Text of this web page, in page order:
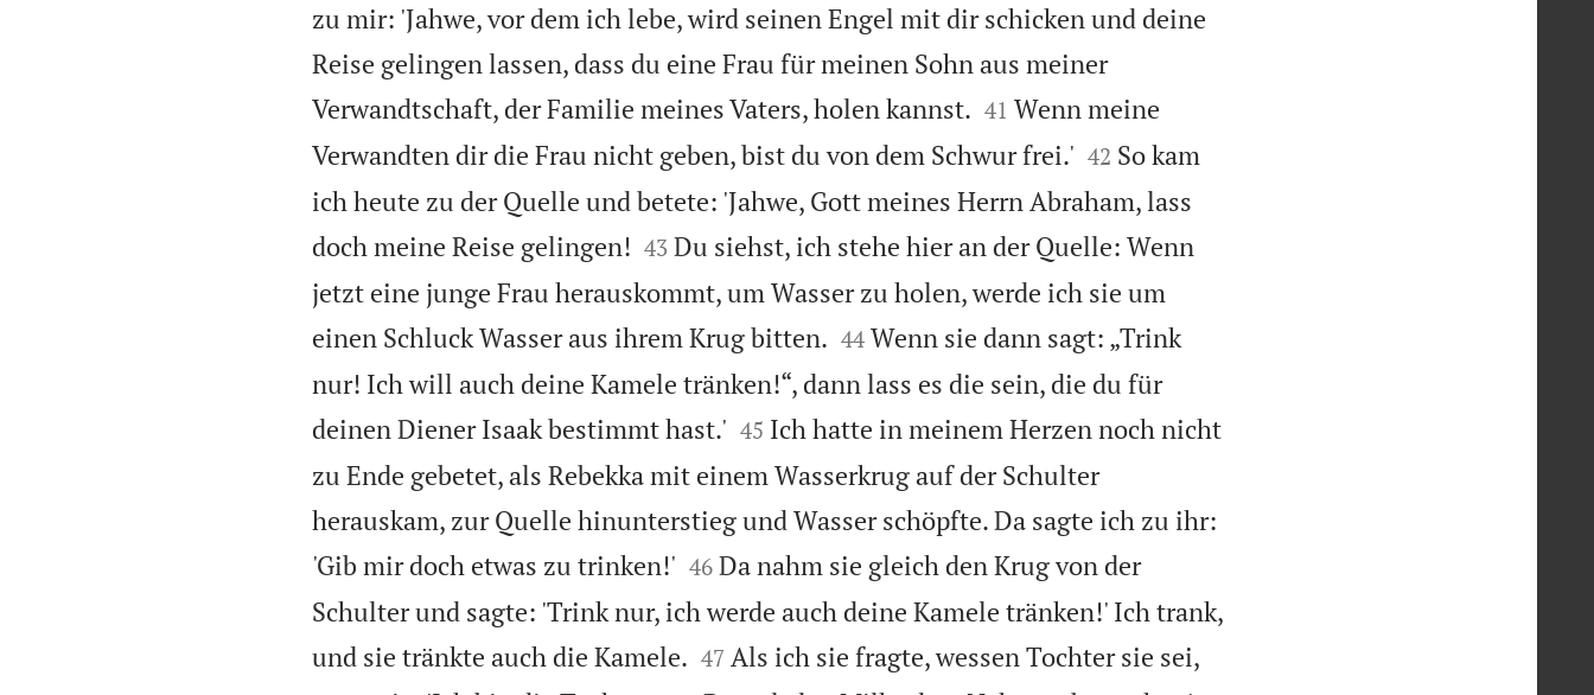
zu mir: 'Jahwe, vor dem ich lebe, wird seinen Engel mit dir schicken und deine
Reise gelingen lassen, dass du eine Frau für meinen Sohn aus meiner
Verwandtschaft, der Familie meines Vaters, holen kannst.
41 Wenn meine
Verwandten dir die Frau nicht geben, bist du von dem Schwur frei.'
42 So kam
ich heute zu der Quelle und betete: 'Jahwe, Gott meines Herrn Abraham, lass
doch meine Reise gelingen!
43 Du siehst, ich stehe hier an der Quelle: Wenn
jetzt eine junge Frau herauskommt, um Wasser zu holen, werde ich sie um
einen Schluck Wasser aus ihrem Krug bitten.
44 Wenn sie dann sagt: „Trink
nur! Ich will auch deine Kamele tränken!“, dann lass es die sein, die du für
deinen Diener Isaak bestimmt hast.'
45 Ich hatte in meinem Herzen noch nicht
zu Ende gebetet, als Rebekka mit einem Wasserkrug auf der Schulter
herauskam, zur Quelle hinunterstieg und Wasser schöpfte. Da sagte ich zu ihr:
'Gib mir doch etwas zu trinken!'
46 Da nahm sie gleich den Krug von der
Schulter und sagte: 'Trink nur, ich werde auch deine Kamele tränken!' Ich trank,
und sie tränkte auch die Kamele.
47 Als ich sie fragte, wessen Tochter sie sei,